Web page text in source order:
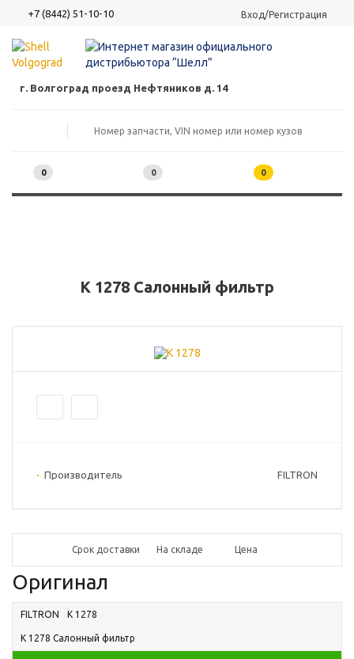
+7 (8442) 51-10-10 Вход/Регистрация
г. Волгоград проезд Нефтяников д. 14
0 0 0
K 1278 Салонный фильтр
Производитель FILTRON
Срок доставки На складе Цена
Оригинал
FILTRON K 1278
K 1278 Салонный фильтр